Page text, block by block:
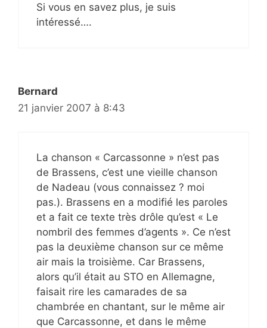
Si vous en savez plus, je suis
intéressé….
Bernard
21 janvier 2007 à 8:43
La chanson « Carcassonne » n’est pas
de Brassens, c’est une vieille chanson
de Nadeau (vous connaissez ? moi
pas.). Brassens en a modifié les paroles
et a fait ce texte très drôle qu’est « Le
nombril des femmes d’agents ». Ce n’est
pas la deuxième chanson sur ce même
air mais la troisième. Car Brassens,
alors qu’il était au STO en Allemagne,
faisait rire les camarades de sa
chambrée en chantant, sur le même air
que Carcassonne, et dans le même